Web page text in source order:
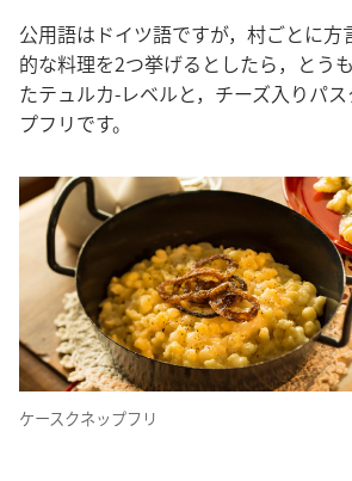
公用語はドイツ語ですが，村ごとに方
的な料理を2つ挙げるとしたら，とう
たテュルカ-レベルと，チーズ入りパ
プフリです。
ケースクネップフリ